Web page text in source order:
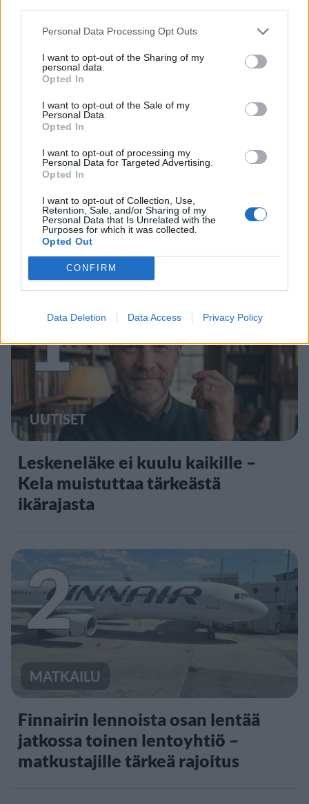
Personal Data Processing Opt Outs
I want to opt-out of the Sharing of my
personal data.
Opted In
I want to opt-out of the Sale of my
Personal Data.
Opted In
I want to opt-out of processing my
Personal Data for Targeted Advertising.
Opted In
I want to opt-out of Collection, Use,
Retention, Sale, and/or Sharing of my
Personal Data that Is Unrelated with the
Purposes for which it was collected.
Opted Out
CONFIRM
Data Deletion Data Access Privacy Policy
Staran luetuimmat
1
UUTISET
Leskeneläke ei kuulu kaikille –
Kela muistuttaa tärkeästä
ikärajasta
2
MATKAILU
Finnairin lennoista osan lentää
jatkossa toinen lentoyhtiö –
matkustajille tärkeä rajoitus